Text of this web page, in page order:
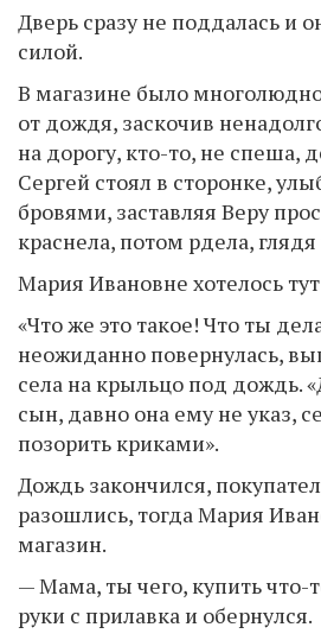
Дверь сразу не поддалась и
силой.
В магазине было
от дождя, заскочив
на дорогу, кто-то, не спеша,
Сергей стоял в сторонке,
бровями, заставляя Веру
краснела, потом рдела, глядя
Мария Ивановне хотелось
«Что же это такое! Что ты
неожиданно повернулась,
села на крыльцо под дождь.
сын, давно она ему не указ,
позорить криками».
Дождь закончился,
разошлись, тогда Мария
магазин.
— Мама, ты чего, купить что-
руки с прилавка и обернулся.